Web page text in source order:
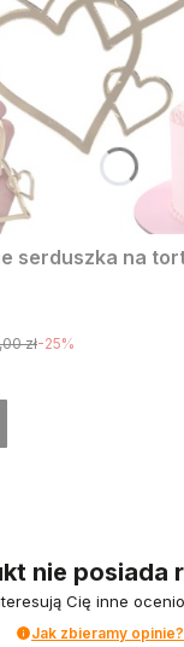
serduszka na
zł-25%
nie posiada
Cię inne
Jak zbieramy opinie?